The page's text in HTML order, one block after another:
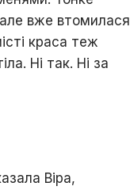
але вже втомилася
краса теж
Ні так. Ні за
Віра,